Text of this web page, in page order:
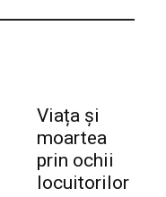
Viața și
moartea
prin ochii
locuitorilor